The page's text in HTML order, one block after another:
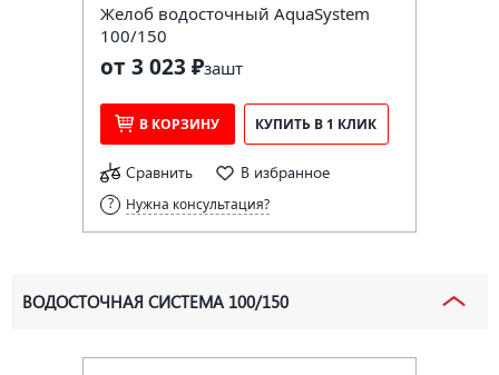
Желоб водосточный AquaSystem
100/150
от 3 023 ₽зашт
В КОРЗИНУ КУПИТЬ В 1 КЛИК
Сравнить В избранное
Нужна консультация?
ВОДОСТОЧНАЯ СИСТЕМА 100/150